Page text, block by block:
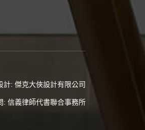
計: 傑克大俠設計有限公司
: 信義律師代書聯合事務所